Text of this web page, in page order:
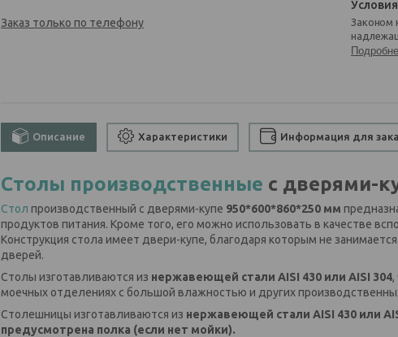
Заказ только по телефону
Законом не предусмотрен возврат и обмен данного товара
Описание Характеристики Информация для
Столы производственные с дверями-
Стол производственный с дверями-купе 950*600*860*250 мм
продуктов питания. Кроме того, его можно использовать в качестве
Конструкция стола имеет двери-купе, благодаря которым не
дверей.
Столы изготавливаются из нержавеющей стали AISI 430 или AISI 304,
моечных отделениях с большой влажностью и других
Столешницы изготавливаются из нержавеющей стали AISI 430 или
предусмотрена полка (если нет мойки).